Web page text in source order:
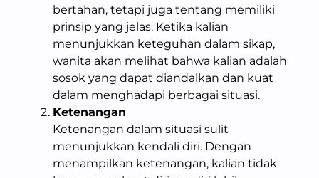
bertahan, tetapi juga tentang memiliki
prinsip yang jelas. Ketika kalian
menunjukkan keteguhan dalam sikap,
wanita akan melihat bahwa kalian adalah
sosok yang dapat diandalkan dan kuat
dalam menghadapi berbagai situasi.
Ketenangan
Ketenangan dalam situasi sulit
menunjukkan kendali diri. Dengan
menampilkan ketenangan, kalian tidak